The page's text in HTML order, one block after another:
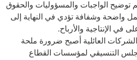
توضيح الواجبات والمسؤوليات والحقوق
واضحة وشفافة تؤدي في النهاية إلى
في الإنتاجية والأرباح.
العائلية أصبح ضرورة ملحة
التنسيقي لمؤسسات القطاع